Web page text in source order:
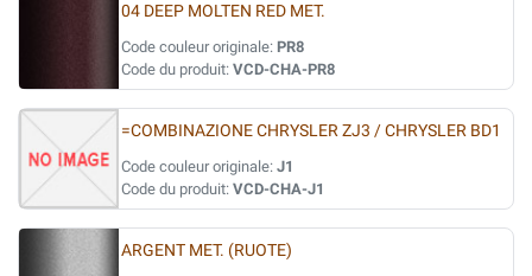
04 DEEP MOLTEN RED MET.
Code couleur originale: PR8
Code du produit: VCD-CHA-PR8
=COMBINAZIONE CHRYSLER ZJ3 / CHRYSLER BD1
Code couleur originale: J1
Code du produit: VCD-CHA-J1
ARGENT MET. (RUOTE)